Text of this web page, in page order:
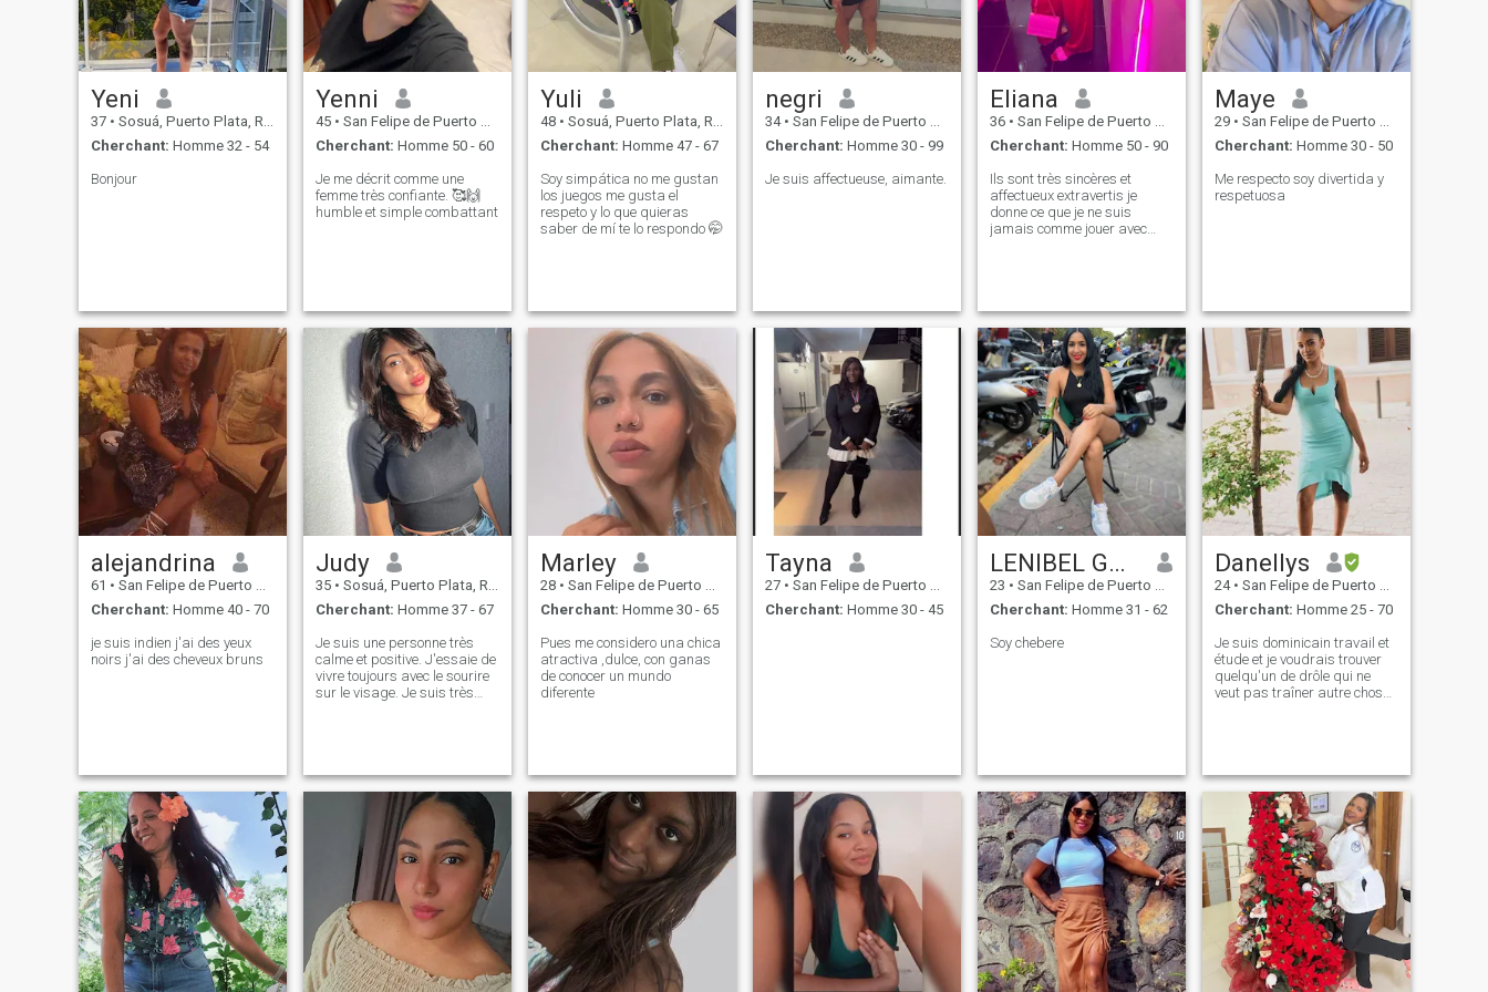
Yeni
37 • Sosuá, Puerto Plata, Rep.Dominicaine
Cherchant: Homme 32 - 54
Bonjour
Yenni
45 • San Felipe de Puerto Plata, Puerto Plata, Rep.Dominicaine
Cherchant: Homme 50 - 60
Je me décrit comme une
femme très confiante. 🥰🙌
humble et simple combattant
Yuli
48 • Sosuá, Puerto Plata, Rep.Dominicaine
Cherchant: Homme 47 - 67
Soy simpática no me gustan
los juegos me gusta el
respeto y lo que quieras
saber de mí te lo respondo 🤭
negri
34 • San Felipe de Puerto Plata, Puerto Plata, Rep.Dominicaine
Cherchant: Homme 30 - 99
Je suis affectueuse, aimante.
Eliana
36 • San Felipe de Puerto Plata, Puerto Plata, Rep.Dominicaine
Cherchant: Homme 50 - 90
Ils sont très sincères et
affectueux extravertis je
donne ce que je ne suis
jamais comme jouer avec
Maye
29 • San Felipe de Puerto Plata, Puerto Plata, Rep.Dominicaine
Cherchant: Homme 30 - 50
Me respecto soy divertida y
respetuosa
alejandrina
61 • San Felipe de Puerto Plata, Puerto Plata, Rep.Dominicaine
Cherchant: Homme 40 - 70
je suis indien j'ai des yeux
noirs j'ai des cheveux bruns
Judy
35 • Sosuá, Puerto Plata, Rep.Dominicaine
Cherchant: Homme 37 - 67
Je suis une personne très
calme et positive. J'essaie de
vivre toujours avec le sourire
sur le visage. Je suis très
d'obtenir de la vie tout ce qui
est positif et beau, parce que
c'est très important pour moi
belle et longue vie. J'apprécie
tellement le romantisme,
parce que je suis une des
femmes les plus
romantiques. Je serai
passionné avec une
personne qui trouvera le bon
chemin vers mon cœur et
mon âme. Je suis joyeuse,
passionnée et réelle. Je suis
Marley
28 • San Felipe de Puerto Plata, Puerto Plata, Rep.Dominicaine
Cherchant: Homme 30 - 65
Pues me considero una chica
atractiva ,dulce, con ganas
de conocer un mundo
diferente
Tayna
27 • San Felipe de Puerto Plata, Puerto Plata, Rep.Dominicaine
Cherchant: Homme 30 - 45
LENIBEL GARCÍA
23 • San Felipe de Puerto Plata, Puerto Plata, Rep.Dominicaine
Cherchant: Homme 31 - 62
Soy chebere
Danellys
24 • San Felipe de Puerto Plata, Puerto Plata, Rep.Dominicaine
Cherchant: Homme 25 - 70
Je suis dominicain travail et
étude et je voudrais trouver
quelqu'un de drôle qui ne
veut pas traîner autre chose